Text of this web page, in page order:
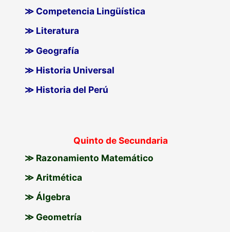
≫ Competencia Lingüística
≫ Literatura
≫ Geografía
≫ Historia Universal
≫ Historia del Perú
Quinto de Secundaria
≫ Razonamiento Matemático
≫ Aritmética
≫ Álgebra
≫ Geometría